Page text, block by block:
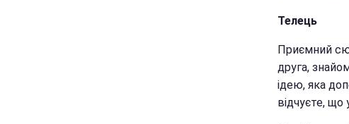
Телець
Приємний
друга,
ідею, яка
відчуєте, що